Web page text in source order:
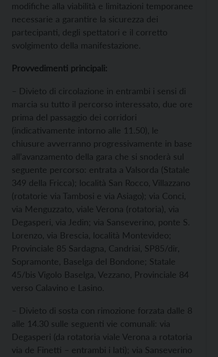
modifiche alla viabilità e limitazioni temporanee
necessarie a garantire la sicurezza dei
partecipanti, degli spettatori e il corretto
svolgimento della manifestazione.
Provvedimenti principali:
– Divieto di circolazione in entrambi i sensi di
marcia su tutto il percorso interessato, due ore
prima del passaggio dei corridori
(indicativamente intorno alle 11.50), le
chiusure avverranno progressivamente in base
all’avanzamento della gara che si snoderà sul
seguente percorso: entrata a Valsorda (Statale
349 della Fricca); località San Rocco, Villazzano
(rotatorie via Tambosi e via Asiago); via Conci,
via Menguzzato, viale Verona (rotatoria), via
Degasperi, via Jedin; via Sanseverino, ponte S.
Lorenzo, via Brescia, località Montevideo;
Provinciale 85 Sardagna, Candriai, SP85/dir,
Sopramonte, Baselga del Bondone; Statale
45/bis Vigolo Baselga, Vezzano, Provinciale 84
verso Calavino e Lasino.
– Divieto di sosta con rimozione forzata dalle 8
alle 14.30 sulle seguenti vie comunali: via
Degasperi (da rotatoria viale Verona a rotatoria
via de Finetti – entrambi i lati); via Sanseverino